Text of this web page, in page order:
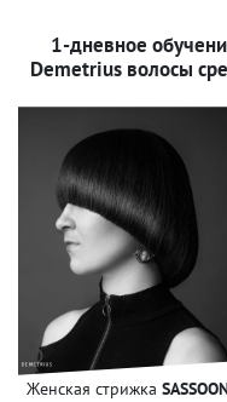
1-дневное
Demetrius волосы
Женская стрижка